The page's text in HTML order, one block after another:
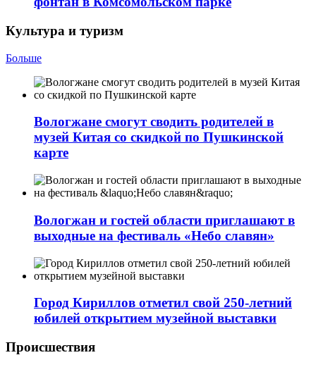
Культура и туризм
Больше
Вологжане смогут сводить родителей в
музей Китая со скидкой по Пушкинской
карте
Вологжан и гостей области приглашают в
выходные на фестиваль «Небо славян»
Город Кириллов отметил свой 250-летний
юбилей открытием музейной выставки
Происшествия